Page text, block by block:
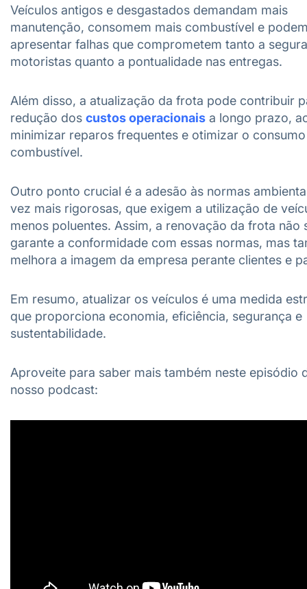
Veículos antigos e desgastados demandam mais
manutenção, consomem mais combustível e
apresentar falhas que comprometem tanto a
motoristas quanto a pontualidade nas entregas.
Além disso, a atualização da frota pode contribuir
redução dos custos operacionais a longo prazo,
minimizar reparos frequentes e otimizar o
combustível.
Outro ponto crucial é a adesão às normas
vez mais rigorosas, que exigem a utilização de
menos poluentes. Assim, a renovação da frota não
garante a conformidade com essas normas, mas
melhora a imagem da empresa perante clientes e
Em resumo, atualizar os veículos é uma medida
que proporciona economia, eficiência, segurança e
sustentabilidade.
Aproveite para saber mais também neste episódio
nosso podcast: